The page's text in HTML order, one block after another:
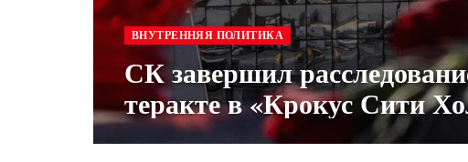
ВНУТРЕННЯЯ ПОЛИТИКА
СК завершил
теракте в «Крокус Сити